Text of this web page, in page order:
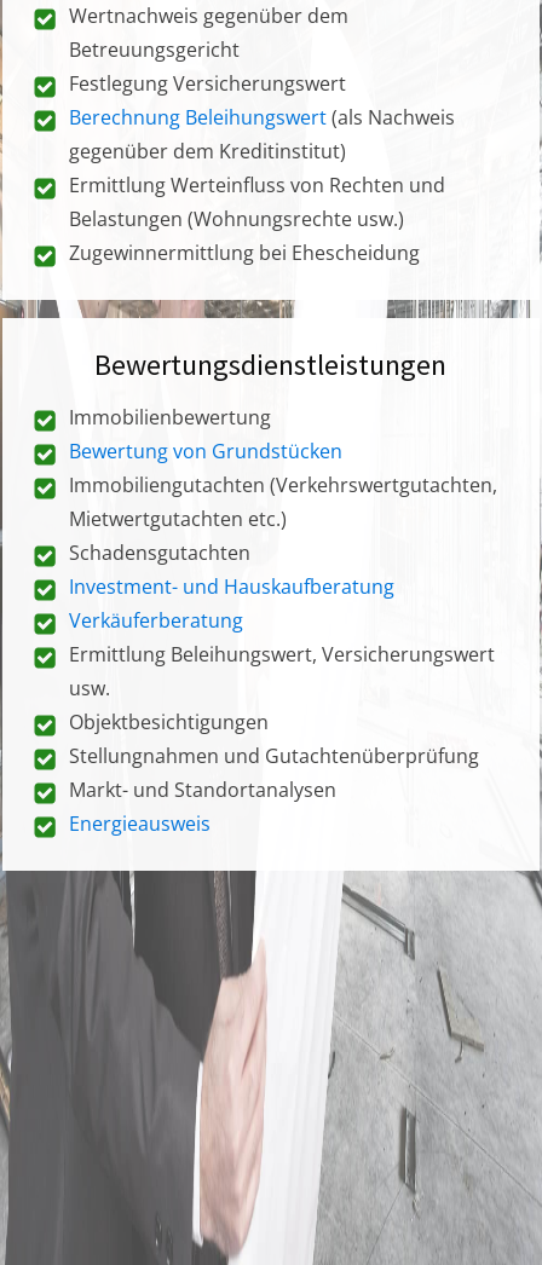
Wertnachweis gegenüber dem
Betreuungsgericht
Festlegung Versicherungswert
Berechnung Beleihungswert(als Nachweis
gegenüber dem Kreditinstitut)
Ermittlung Werteinfluss von Rechten und
Belastungen (Wohnungsrechte usw.)
Zugewinnermittlung bei Ehescheidung
Bewertungsdienstleistungen
Immobilienbewertung
Bewertung von Grundstücken
Immobiliengutachten (Verkehrswertgutachten,
Mietwertgutachten etc.)
Schadensgutachten
Investment- und Hauskaufberatung
Verkäuferberatung
Ermittlung Beleihungswert, Versicherungswert
usw.
Objektbesichtigungen
Stellungnahmen und Gutachtenüberprüfung
Markt- und Standortanalysen
Energieausweis